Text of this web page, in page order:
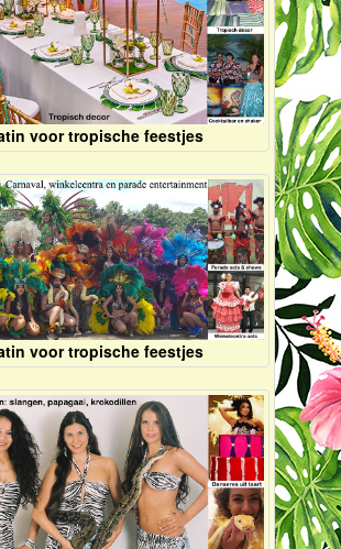
voor tropische feestjes
voor tropische feestjes